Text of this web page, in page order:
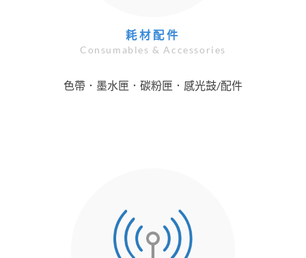
耗材配件
Consumables & Accessories
色帶．墨水匣．碳粉匣．感光鼓/配件